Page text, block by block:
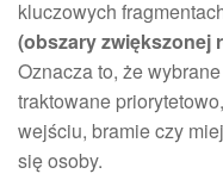
kluczowych
(obszary zwiększonej
Oznacza to, że
traktowane
wejściu, bramie czy
się osoby.